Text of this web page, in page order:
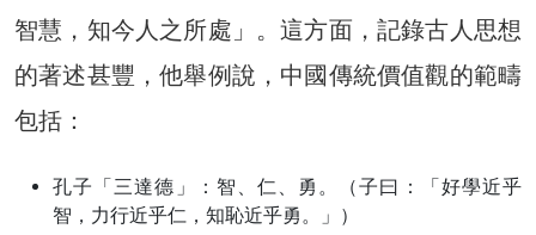
智慧，知今人之所處」。這方面，記錄古人思想
的著述甚豐，他舉例說，中國傳統價值觀的範疇
包括：
孔子「三達德」：智、仁、勇。（子曰：「好學近乎
智，力行近乎仁，知恥近乎勇。」）